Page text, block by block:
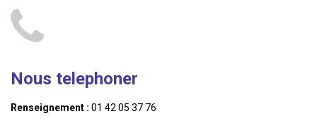
Nous telephoner
Renseignement : 01 42 05 37 76